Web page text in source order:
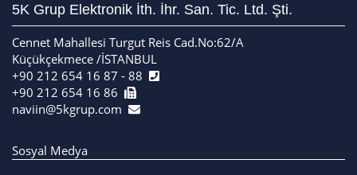
5K Grup Elektronik İth. İhr. San. Tic. Ltd. Şti.
Cennet Mahallesi Turgut Reis Cad.No:62/A
Küçükçekmece /İSTANBUL
+90 212 654 16 87 - 88
+90 212 654 16 86
naviin@5kgrup.com
Sosyal Medya